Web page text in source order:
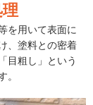
を用いて表面に
、塗料との密着
目粗し」という
。